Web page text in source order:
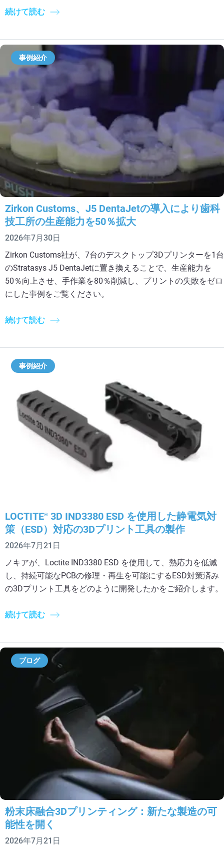
続けて読む
事例紹介
Zirkon Customs、J5 DentaJetの導入により歯科
技工所の生産能力を50％拡大
2026年7月30日
Zirkon Customs社が、7台のデスクトップ3Dプリンターを1台
のStratasys J5 DentaJetに置き換えることで、生産能力を
50％向上させ、手作業を80％削減し、プリントの失敗をゼロ
にした事例をご覧ください。
続けて読む
事例紹介
LOCTITE® 3D IND3380 ESD を使用した静電気対
策（ESD）対応の3Dプリント工具の製作
2026年7月21日
ノキアが、Loctite IND3380 ESD を使用して、熱応力を低減
し、持続可能なPCBの修理・再生を可能にするESD対策済み
の3Dプリント工具をどのように開発したかをご紹介します。
続けて読む
ブログ
粉末床融合3Dプリンティング：新たな製造の可
能性を開く
2026年7月21日